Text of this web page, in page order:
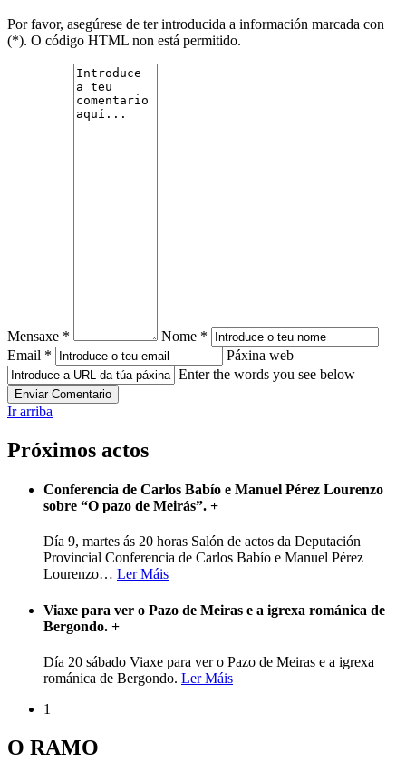
Por favor, asegúrese de ter introducida a información marcada con
(*). O código HTML non está permitido.
Mensaxe *
Nome *
Email *
Páxina web
Enter the words you see below
Ir arriba
Próximos actos
Conferencia de Carlos Babío e Manuel Pérez Lourenzo
sobre “O pazo de Meirás”. +
Día 9, martes ás 20 horas Salón de actos da Deputación
Provincial Conferencia de Carlos Babío e Manuel Pérez
Lourenzo… Ler Máis
Viaxe para ver o Pazo de Meiras e a igrexa románica de
Bergondo. +
Día 20 sábado Viaxe para ver o Pazo de Meiras e a igrexa
románica de Bergondo. Ler Máis
1
O RAMO